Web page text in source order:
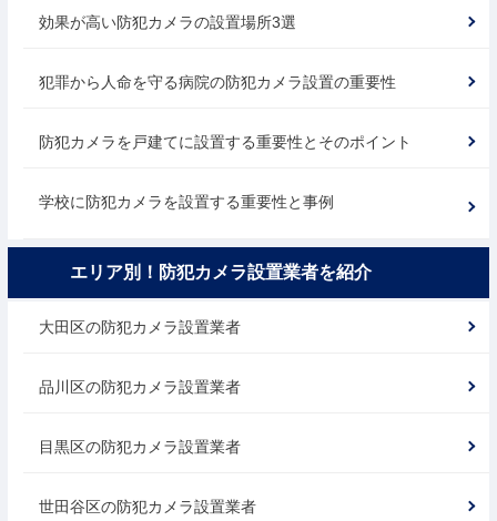
効果が高い防犯カメラの設置場所3選
犯罪から人命を守る病院の防犯カメラ設置の重要性
防犯カメラを戸建てに設置する重要性とそのポイント
学校に防犯カメラを設置する重要性と事例
エリア別！防犯カメラ設置業者を紹介
大田区の防犯カメラ設置業者
品川区の防犯カメラ設置業者
目黒区の防犯カメラ設置業者
世田谷区の防犯カメラ設置業者